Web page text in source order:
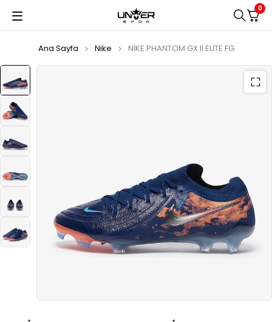
0
Ana Sayfa Nike NİKE PHANTOM GX II ELİTE FG